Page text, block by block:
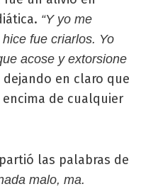
“Y yo me
fue criarlos. Yo
acose y extorsione
dejando en claro que
de cualquier
las palabras de
malo, ma.